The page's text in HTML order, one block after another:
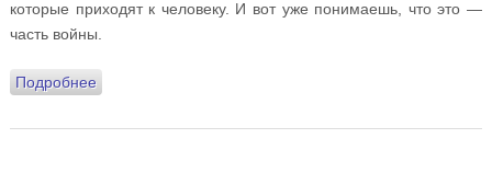
которые приходят к человеку. И вот уже понимаешь, что это —
часть войны.
Подробнеео Проповедь в день Благовещения Пресвятой